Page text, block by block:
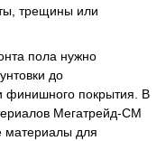
трещины или
пола нужно
до
финишного покрытия. В
Мегатрейд-СМ
материалы для